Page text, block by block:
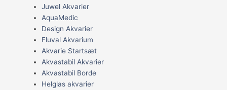
Juwel Akvarier
AquaMedic
Design Akvarier
Fluval Akvarium
Akvarie Startsæt
Akvastabil Akvarier
Akvastabil Borde
Helglas akvarier